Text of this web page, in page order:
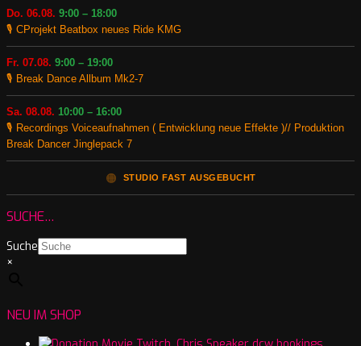
Do. 06.08. 9:00 – 18:00
🎙️ CProjekt Beatbox neues Ride KMG
Fr. 07.08. 9:00 – 19:00
🎙️ Break Dance Allbum Mk2-7
Sa. 08.08. 10:00 – 16:00
🎙️ Recordings Voiceaufnahmen ( Entwicklung neue Effekte )// Produktion
Break Dancer Jinglepack 7
🟠 STUDIO FAST AUSGEBUCHT
SUCHE…
Suche
×
NEU IM SHOP